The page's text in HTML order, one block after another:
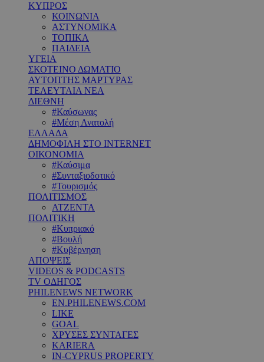
ΚΥΠΡΟΣ
ΚΟΙΝΩΝΙΑ
ΑΣΤΥΝΟΜΙΚΑ
ΤΟΠΙΚΑ
ΠΑΙΔΕΙΑ
ΥΓΕΙΑ
ΣΚΟΤΕΙΝΟ ΔΩΜΑΤΙΟ
ΑΥΤΟΠΤΗΣ ΜΑΡΤΥΡΑΣ
ΤΕΛΕΥΤΑΙΑ ΝΕΑ
ΔΙΕΘΝΗ
#Καύσωνας
#Μέση Ανατολή
ΕΛΛΑΔΑ
ΔΗΜΟΦΙΛΗ ΣΤΟ INTERNET
ΟΙΚΟΝΟΜΙΑ
#Καύσιμα
#Συνταξιοδοτικό
#Τουρισμός
ΠΟΛΙΤΙΣΜΟΣ
ΑΤΖΕΝΤΑ
ΠΟΛΙΤΙΚΗ
#Κυπριακό
#Βουλή
#Κυβέρνηση
ΑΠΟΨΕΙΣ
VIDEOS & PODCASTS
TV ΟΔΗΓΟΣ
PHILENEWS NETWORK
EN.PHILENEWS.COM
LIKE
GOAL
ΧΡΥΣΕΣ ΣΥΝΤΑΓΕΣ
KARIERA
IN-CYPRUS PROPERTY